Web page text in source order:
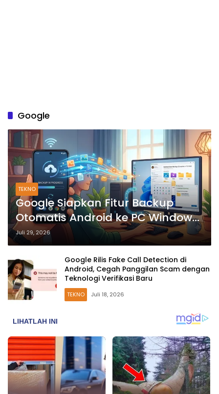
Google
TEKNO
Google Siapkan Fitur Backup
Otomatis Android ke PC Windows
Tanpa Cloud
Juli 29, 2026
Google Rilis Fake Call Detection di
Android, Cegah Panggilan Scam dengan
Teknologi Verifikasi Baru
TEKNO Juli 18, 2026